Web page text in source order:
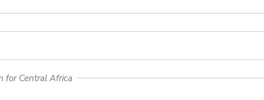
for Central Africa